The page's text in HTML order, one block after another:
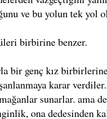
ve bu yolun tek yol
birbirine benzer.
bir genç kız birbirlerine
karar
sunarlar. ama
ona dedesinden